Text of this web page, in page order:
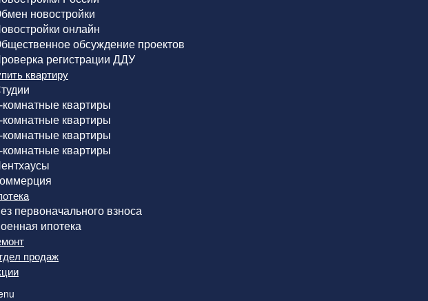
новостройки
онлайн
обсуждение проектов
регистрации ДДУ
квартиру
комнатные квартиры
комнатные квартиры
комнатные квартиры
комнатные квартиры
первоначального взноса
ипотека
продаж